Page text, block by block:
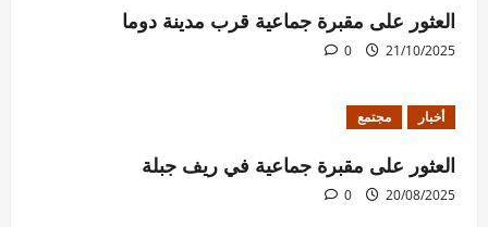
العثور على مقبرة جماعية قرب مدينة دوما
21/10/2025
0
أخبار مجتمع
العثور على مقبرة جماعية في ريف جبلة
20/08/2025
0